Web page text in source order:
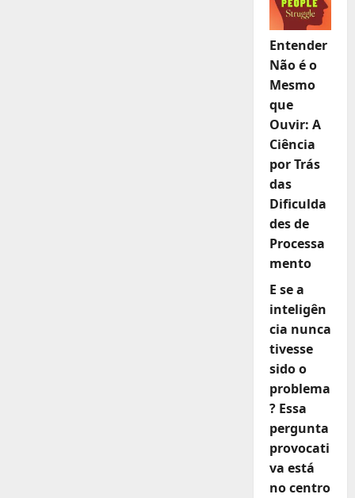
Entender
Não é o
Mesmo
que
Ouvir: A
Ciência
por Trás
das
Dificulda
des de
Processa
mento
E se a
inteligên
cia nunca
tivesse
sido o
problema
? Essa
pergunta
provocati
va está
no centro